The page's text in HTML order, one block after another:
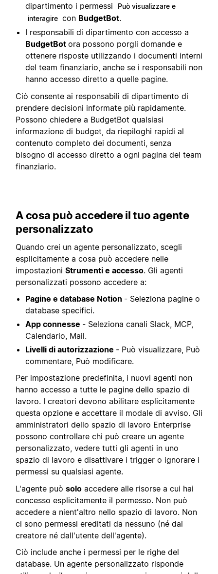
dipartimento i permessi
Può visualizzare e
interagire con BudgetBot.
I responsabili di dipartimento con accesso a
BudgetBot ora possono porgli domande e
ottenere risposte utilizzando i documenti interni
del team finanziario, anche se i responsabili non
hanno accesso diretto a quelle pagine.
Ciò consente ai responsabili di dipartimento di
prendere decisioni informate più rapidamente.
Possono chiedere a BudgetBot qualsiasi
informazione di budget, da riepiloghi rapidi al
contenuto completo dei documenti, senza
bisogno di accesso diretto a ogni pagina del team
finanziario.
A cosa può accedere il tuo agente
personalizzato
Quando crei un agente personalizzato, scegli
esplicitamente a cosa può accedere nelle
impostazioni Strumenti e accesso. Gli agenti
personalizzati possono accedere a:
Pagine e database Notion - Seleziona pagine o
database specifici.
App connesse - Seleziona canali Slack, MCP,
Calendario, Mail.
Livelli di autorizzazione - Può visualizzare, Può
commentare, Può modificare.
Per impostazione predefinita, i nuovi agenti non
hanno accesso a tutte le pagine dello spazio di
lavoro. I creatori devono abilitare esplicitamente
questa opzione e accettare il modale di avviso. Gli
amministratori dello spazio di lavoro Enterprise
possono controllare chi può creare un agente
personalizzato, vedere tutti gli agenti in uno
spazio di lavoro e disattivare i trigger o ignorare i
permessi su qualsiasi agente.
L'agente può solo accedere alle risorse a cui hai
concesso esplicitamente il permesso. Non può
accedere a nient'altro nello spazio di lavoro. Non
ci sono permessi ereditati da nessuno (né dal
creatore né dall'utente dell'agente).
Ciò include anche i permessi per le righe del
database. Un agente personalizzato risponde